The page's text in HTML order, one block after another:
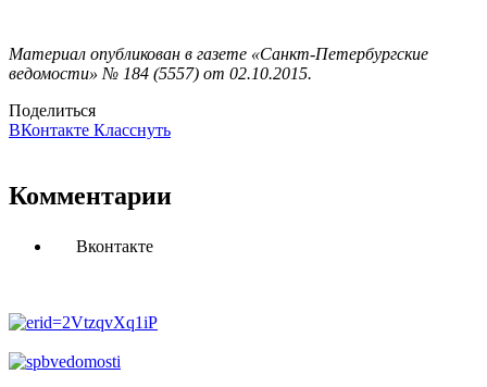
Материал опубликован в газете «Санкт-Петербургские
ведомости» № 184 (5557) от 02.10.2015.
Поделиться
ВКонтакте Класснуть
Комментарии
Вконтакте